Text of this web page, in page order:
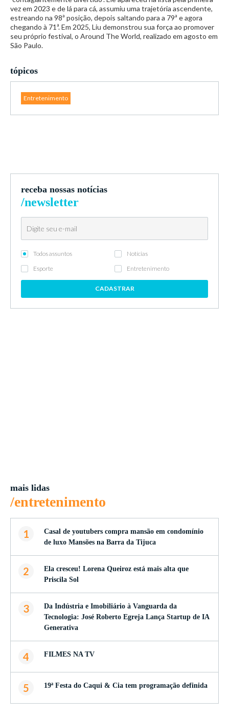
vez em 2023 e de lá para cá, assumiu uma trajetória ascendente,
estreando na 98ª posição, depois saltando para a 79ª e agora
chegando à 71ª. Em 2025, Liu demonstrou sua força ao promover
seu próprio festival, o Around The World, realizado em agosto em
São Paulo.
tópicos
Entretenimento
receba nossas notícias
/newsletter
Todos assuntos
Notícias
Esporte
Entretenimento
CADASTRAR
mais lidas
/entretenimento
1
Casal de youtubers compra mansão em condomínio
de luxo Mansões na Barra da Tijuca
2
Ela cresceu! Lorena Queiroz está mais alta que
Priscila Sol
3
Da Indústria e Imobiliário à Vanguarda da
Tecnologia: José Roberto Egreja Lança Startup de IA
Generativa
4 FILMES NA TV
5 19ª Festa do Caqui & Cia tem programação definida